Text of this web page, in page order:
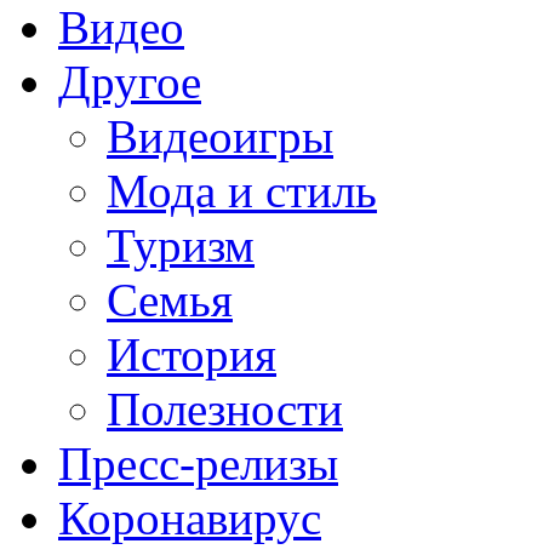
Видео
Другое
Видеоигры
Мода и стиль
Туризм
Семья
История
Полезности
Пресс-релизы
Коронавирус